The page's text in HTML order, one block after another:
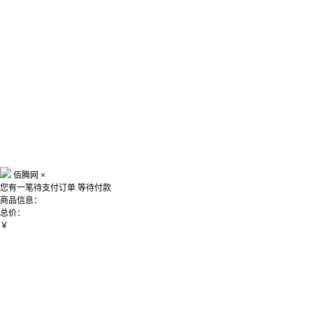
佰腾网 ×
您有一笔待支付订单 等待付款
商品信息：
总价：
￥